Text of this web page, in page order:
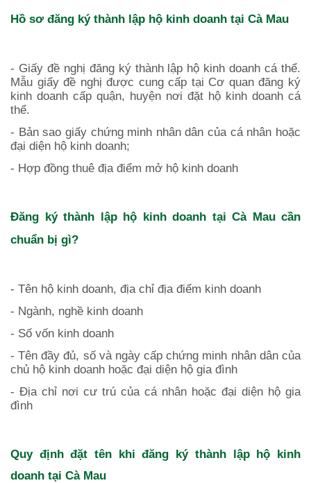
Hồ sơ đăng ký thành lập hộ kinh doanh tại Cà Mau
- Giấy đề nghị đăng ký thành lập hộ kinh doanh cá thể.
Mẫu giấy đề nghị được cung cấp tại Cơ quan đăng ký
kinh doanh cấp quận, huyện nơi đặt hộ kinh doanh cá
thể.
- Bản sao giấy chứng minh nhân dân của cá nhân hoặc
đại diện hộ kinh doanh;
- Hợp đồng thuê địa điểm mở hộ kinh doanh
Đăng ký thành lập hộ kinh doanh tại Cà Maucần
chuẩn bị gì?
- Tên hộ kinh doanh, địa chỉ địa điểm kinh doanh
- Ngành, nghề kinh doanh
- Số vốn kinh doanh
- Tên đầy đủ, số và ngày cấp chứng minh nhân dân của
chủ hộ kinh doanh hoặc đại diện hộ gia đình
- Địa chỉ nơi cư trú của cá nhân hoặc đại diện hộ gia
đình
Quy định đặt tên khi đăng ký thành lập hộ kinh
doanh tại Cà Mau